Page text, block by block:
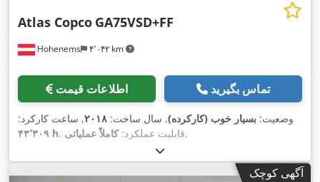
Hohenems ۴٬۰۴۲ km
Atlas Copco GA75VSD+FF
اطلاعات قیمت تماس بگیرید
وضعیت: بسیار خوب (کارکرده), سال ساخت: ۲۰۱۸, ساعت کارکرد:
۴۳٬۳۰۹ h
, قابلیت عملکرد:کاملاً عملیاتی ,
آگهی کوچک